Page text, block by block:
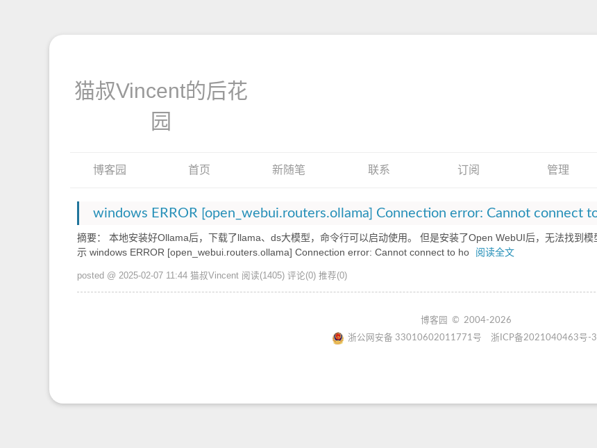
猫叔Vincent的后花
园
博客园 首页 新随笔 联系 订阅 管理
摘要： 本地安装好Ollama后，下载了llama、ds大模型，命令行可以启动使用。 但是安装了Open WebUI后，无法找到模
示 windows ERROR [open_webui.routers.ollama] Connection error: Cannot connect to ho
阅读全文
posted @ 2025-02-07 11:44 猫叔Vincent 阅读(1405) 评论(0) 推荐(0)
博客园 © 2004-2026
浙公网安备 33010602011771号 浙ICP备2021040463号-3